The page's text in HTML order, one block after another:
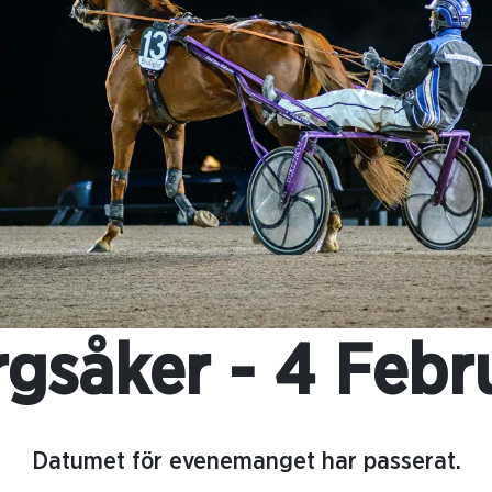
- 4
Datumet för evenemanget har passerat.